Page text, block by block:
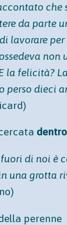
che
da parte
lavorare
non
la felicità?
perso dieci
di noi è
una grotta
perenne